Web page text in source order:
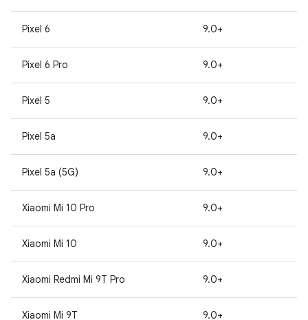
Pixel 6 9.0+
Pixel 6 Pro 9.0+
Pixel 5 9.0+
Pixel 5a 9.0+
Pixel 5a (5G) 9.0+
Xiaomi Mi 10 Pro 9.0+
Xiaomi Mi 10 9.0+
Xiaomi Redmi Mi 9T Pro 9.0+
Xiaomi Mi 9T 9.0+